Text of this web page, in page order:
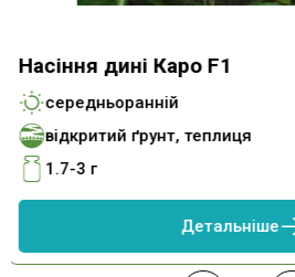
Насіння дині Каро F1
середньоранній
відкритий ґрунт, теплиця
1.7-3 г
Детальніше